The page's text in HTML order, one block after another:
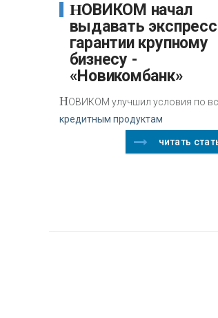
НОВИКОМ начал
выдавать
гарантии крупному
бизнесу -
«Новикомбанк»
НОВИКОМ улучшил условия по
кредитным продуктам
читать